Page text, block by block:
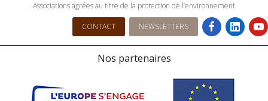
Associations agrées au titre de la protection de l’environnement
CONTACT NEWSLETTERS
Nos partenaires